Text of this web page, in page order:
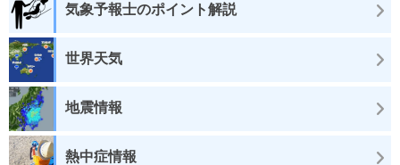
気象予報士のポイント解説
世界天気
地震情報
熱中症情報